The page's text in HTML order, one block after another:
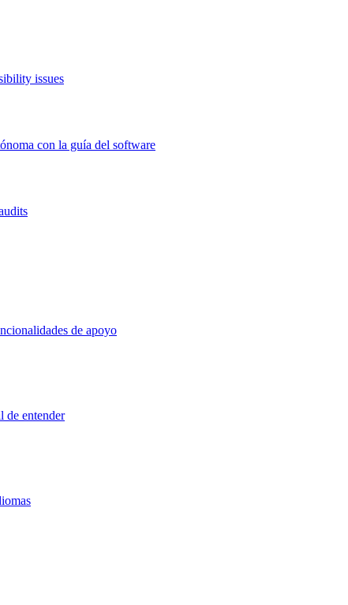
issues
con la guía del software
de apoyo
de entender